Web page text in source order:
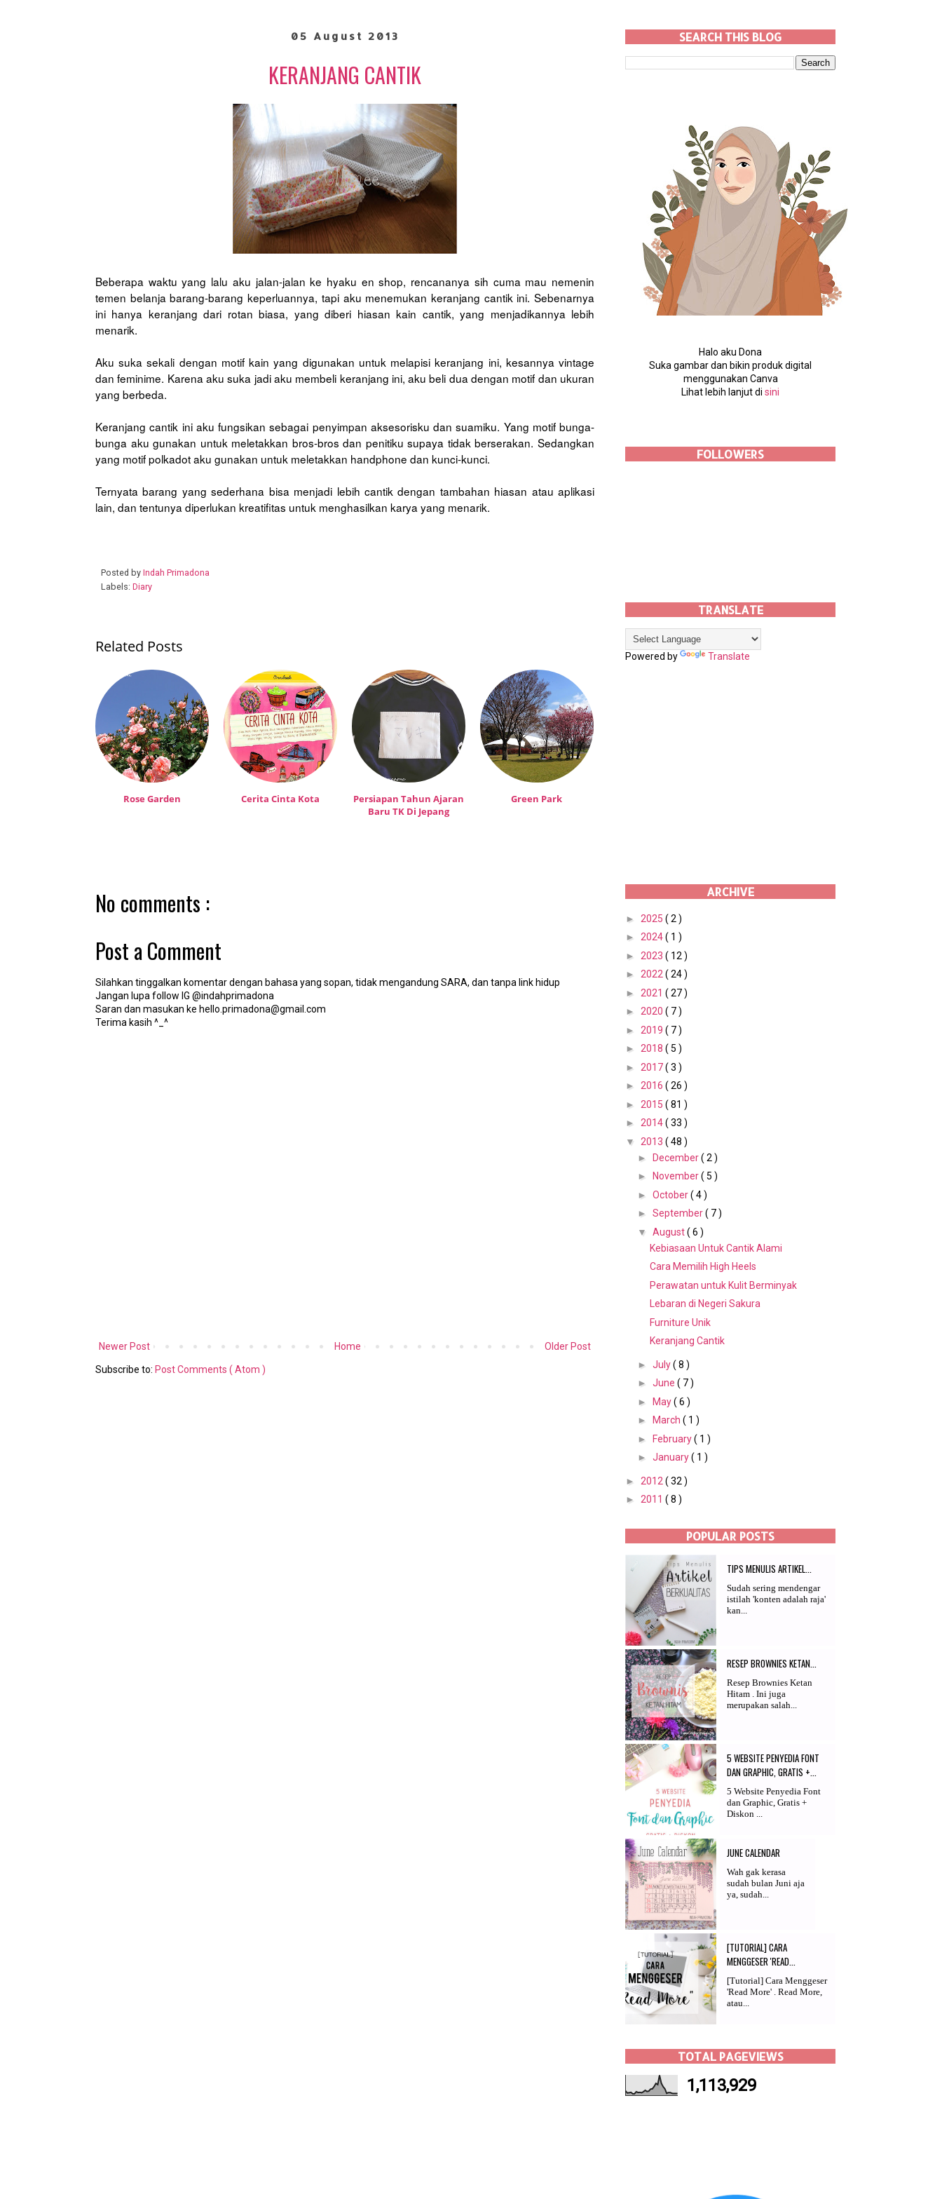
05 August 2013
KERANJANG CANTIK
Beberapa waktu yang lalu aku jalan-jalan ke hyaku en shop, rencananya sih cuma mau nemenin
temen belanja barang-barang keperluannya, tapi aku menemukan keranjang cantik ini. Sebenarnya
ini hanya keranjang dari rotan biasa, yang diberi hiasan kain cantik, yang menjadikannya lebih
menarik.
Aku suka sekali dengan motif kain yang digunakan untuk melapisi keranjang ini, kesannya vintage
dan feminime. Karena aku suka jadi aku membeli keranjang ini, aku beli dua dengan motif dan ukuran
yang berbeda.
Keranjang cantik ini aku fungsikan sebagai penyimpan aksesorisku dan suamiku. Yang motif bunga-
bunga aku gunakan untuk meletakkan bros-bros dan penitiku supaya tidak berserakan. Sedangkan
yang motif polkadot aku gunakan untuk meletakkan handphone dan kunci-kunci.
Ternyata barang yang sederhana bisa menjadi lebih cantik dengan tambahan hiasan atau aplikasi
lain, dan tentunya diperlukan kreatifitas untuk menghasilkan karya yang menarik.
Posted by Indah Primadona
Labels: Diary
Related Posts
Rose Garden Cerita Cinta Kota
Persiapan Tahun Ajaran
Baru TK Di Jepang
Green Park
No comments :
Post a Comment
Silahkan tinggalkan komentar dengan bahasa yang sopan, tidak mengandung SARA, dan tanpa link hidup
Jangan lupa follow IG @indahprimadona
Saran dan masukan ke hello.primadona@gmail.com
Terima kasih ^_^
Newer Post Older Post
Home
Subscribe to: Post Comments ( Atom )
SEARCH THIS BLOG
Halo aku Dona
Suka gambar dan bikin produk digital
menggunakan Canva
Lihat lebih lanjut di sini
FOLLOWERS
TRANSLATE
Powered by Translate
ARCHIVE
► 2025 ( 2 )
► 2024( 1 )
► 2023 ( 12 )
► 2022 ( 24 )
► 2021 ( 27 )
► 2020 ( 7 )
► 2019 ( 7 )
► 2018 ( 5 )
► 2017( 3 )
► 2016 ( 26 )
► 2015 ( 81 )
► 2014( 33 )
▼ 2013 ( 48 )
►
December( 2 )
►
November( 5 )
► October( 4 )
► September( 7 )
▼ August( 6 )
Kebiasaan Untuk Cantik Alami
Cara Memilih High Heels
Perawatan untuk Kulit Berminyak
Lebaran di Negeri Sakura
Furniture Unik
Keranjang Cantik
► July( 8 )
► June ( 7 )
►
May( 6 )
►
March ( 1 )
►
February( 1 )
► January( 1 )
► 2012 ( 32 )
► 2011 ( 8 )
POPULAR POSTS
TIPS MENULIS ARTIKEL...
Sudah sering mendengar
istilah 'konten adalah raja'
kan...
RESEP BROWNIES KETAN...
Resep Brownies Ketan
Hitam . Ini juga
merupakan salah...
5 WEBSITE PENYEDIA FONT
DAN GRAPHIC, GRATIS +...
5 Website Penyedia Font
dan Graphic, Gratis +
Diskon ...
JUNE CALENDAR
Wah gak kerasa
sudah bulan Juni aja
ya, sudah...
[TUTORIAL] CARA
MENGGESER 'READ...
[Tutorial] Cara Menggeser
'Read More' . Read More,
atau...
TOTAL PAGEVIEWS
1,113,929